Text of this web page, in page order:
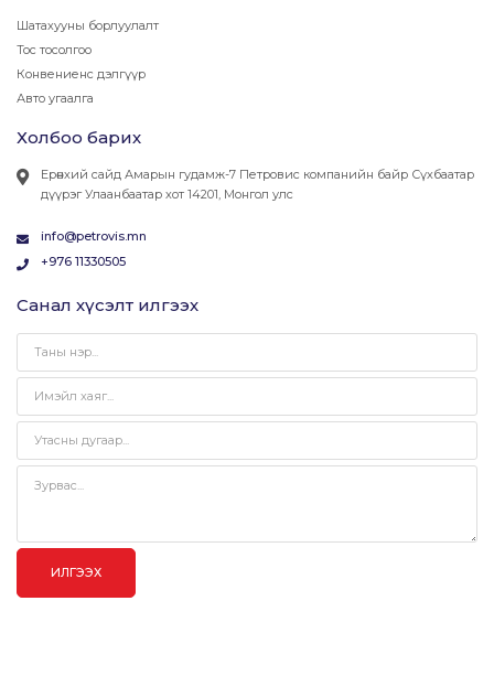
Шатахууны борлуулалт
Тос тосолгоо
Конвениенс дэлгүүр
Авто угаалга
Холбоо барих
Ерөнхий сайд Амарын гудамж-7 Петровис компанийн байр Сүхбаатар
дүүрэг Улаанбаатар хот 14201, Монгол улс
info@petrovis.mn
+976 11330505
Санал хүсэлт илгээх
ИЛГЭЭХ